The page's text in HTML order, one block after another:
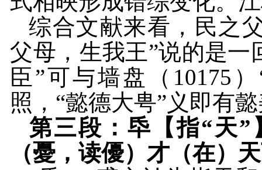
综合文献来看，民之
父母，生我王”说的是一
臣”可与墙盘（ 10175
照，“懿德大甹”义即有
第三段：氒【指“天
（憂，读優）才（在）